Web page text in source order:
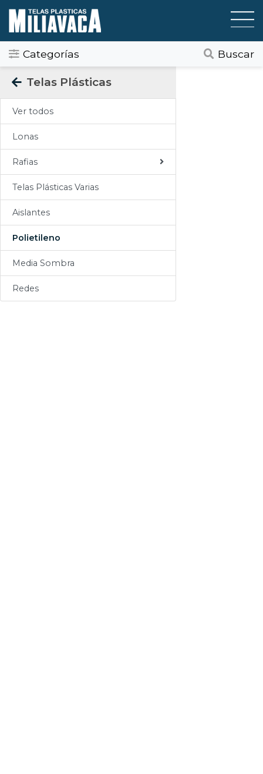
Categorías Buscar
Categorias
Todos
Gráfica / Comunicación Visual
Tapicería
Telas Plásticas
Telas Plásticas
Ver todos
Lonas
Rafias
Telas Plásticas Varias
Aislantes
Polietileno
Media Sombra
Redes
Felpudos
Toldos
Pisos
Sogas